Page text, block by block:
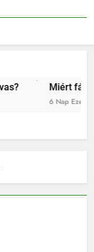
Miért fáj a váll?